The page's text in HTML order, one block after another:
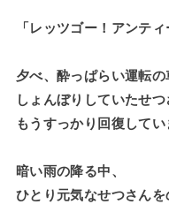
「レッツゴー！アンティ
夕べ、酔っぱらい運転の
しょんぼりしていたせつ
もうすっかり回復してい
暗い雨の降る中、
ひとり元気なせつさんを